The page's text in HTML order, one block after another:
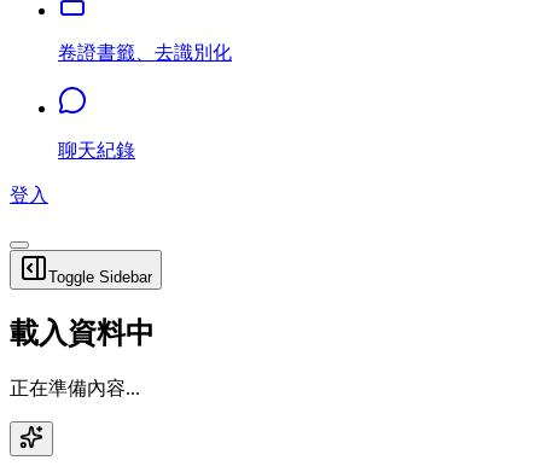
卷證書籤、去識別化
聊天紀錄
登入
Toggle Sidebar
載入資料中
正在準備內容...